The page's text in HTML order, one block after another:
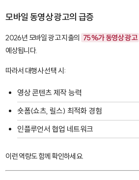
모바일 동영상 광고의 급증
2026년 모바일 광고 지출의 75%가 동영상 광고
예상됩니다.
따라서 대행사 선택 시:
영상 콘텐츠 제작 능력
숏폼(쇼츠, 릴스) 최적화 경험
인플루언서 협업 네트워크
이런 역량도 함께 확인하세요.